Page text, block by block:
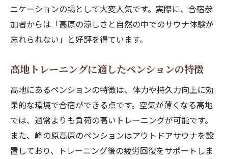
ニケーションの場として大変人気です。実際に、合宿参
加者からは「高原の涼しさと自然の中でのサウナ体験が
忘れられない」と好評を得ています。
高地トレーニングに適したペンションの特徴
高地にあるペンションの特徴は、体力や持久力向上に効
果的な環境で合宿ができる点です。空気が薄くなる高地
では、通常よりも負荷の高いトレーニングが可能です。
また、峰の原高原のペンションはアウトドアサウナを設
置しており、トレーニング後の疲労回復をサポートしま